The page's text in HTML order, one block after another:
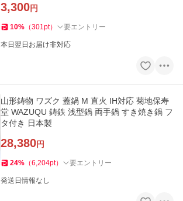
3,300円
10% （301pt） 要エントリー
本日翌日お届け非対応
山形鋳物 ワズク 蓋鍋 M 直火 IH対応 菊地保寿
堂 WAZUQU 鋳鉄 浅型鍋 両手鍋 すき焼き鍋 フ
タ付き 日本製
28,380円
24% （6,204pt） 要エントリー
発送日情報なし